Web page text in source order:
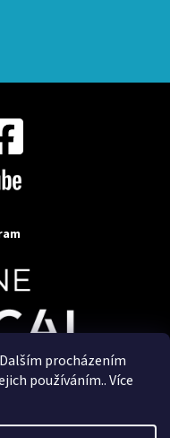
procházením
používáním.. Více
. Všechna práva